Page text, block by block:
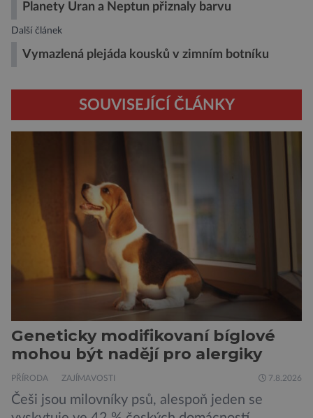
Planety Uran a Neptun přiznaly barvu
Další článek
Vymazlená plejáda kousků v zimním botníku
SOUVISEJÍCÍ ČLÁNKY
Geneticky modifikovaní bíglové
mohou být nadějí pro alergiky
PŘÍRODA ZAJÍMAVOSTI 7.8.2026
Češi jsou milovníky psů, alespoň jeden se